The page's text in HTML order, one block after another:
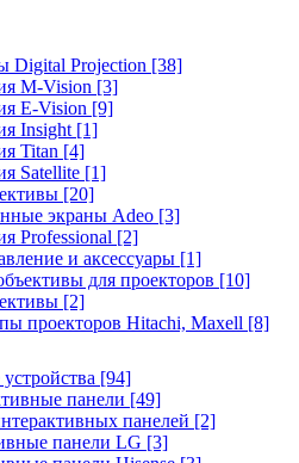
Digital Projection [38]
M-Vision [3]
E-Vision [9]
Insight [1]
Titan [4]
Satellite [1]
[20]
экраны Adeo [3]
Professional [2]
и аксессуары [1]
для проекторов [10]
[2]
проекторов Hitachi, Maxell [8]
[94]
панели [49]
панелей [2]
панели LG [3]